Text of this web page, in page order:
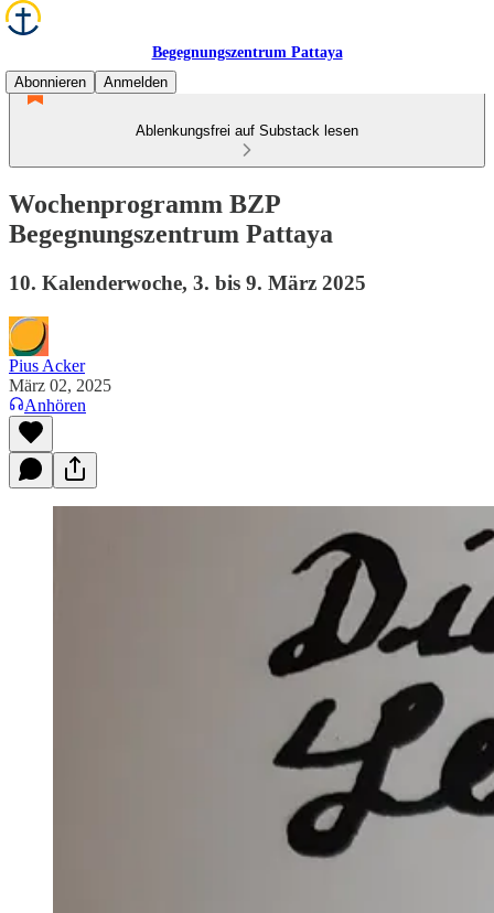
Begegnungszentrum Pattaya
Abonnieren
Anmelden
Ablenkungsfrei auf Substack lesen
Wochenprogramm BZP
Begegnungszentrum Pattaya
10. Kalenderwoche, 3. bis 9. März 2025
Pius Acker
März 02, 2025
Anhören